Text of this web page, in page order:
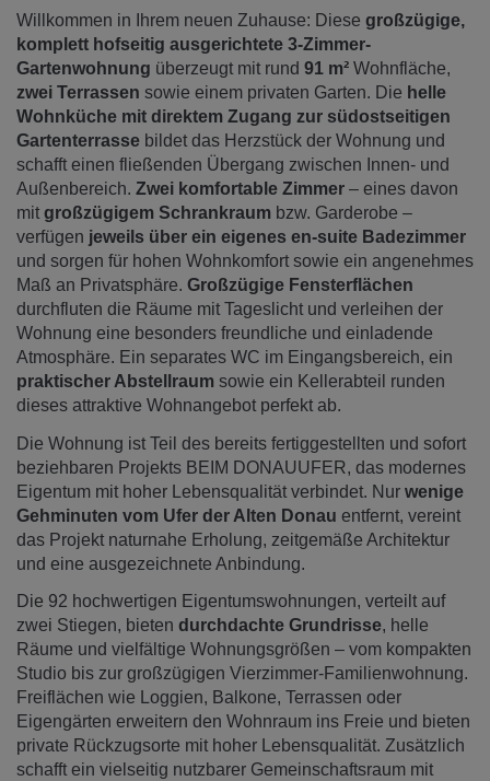
Willkommen in Ihrem neuen Zuhause: Diese großzügige,
komplett hofseitig ausgerichtete 3-Zimmer-
Gartenwohnung überzeugt mit rund 91 m² Wohnfläche,
zwei Terrassen sowie einem privaten Garten. Die helle
Wohnküche mit direktem Zugang zur südostseitigen
Gartenterrasse bildet das Herzstück der Wohnung und
schafft einen fließenden Übergang zwischen Innen- und
Außenbereich. Zwei komfortable Zimmer – eines davon
mitgroßzügigem Schrankraum bzw. Garderobe –
verfügen jeweils über ein eigenes en-suite Badezimmer
und sorgen für hohen Wohnkomfort sowie ein angenehmes
Maß an Privatsphäre. Großzügige Fensterflächen
durchfluten die Räume mit Tageslicht und verleihen der
Wohnung eine besonders freundliche und einladende
Atmosphäre. Ein separates WC im Eingangsbereich, ein
praktischer Abstellraum sowie ein Kellerabteil runden
dieses attraktive Wohnangebot perfekt ab.
Die Wohnung ist Teil des bereits fertiggestellten und sofort
beziehbaren Projekts BEIM DONAUUFER, das modernes
Eigentum mit hoher Lebensqualität verbindet. Nur wenige
Gehminuten vom Ufer der Alten Donau entfernt, vereint
das Projekt naturnahe Erholung, zeitgemäße Architektur
und eine ausgezeichnete Anbindung.
Die 92 hochwertigen Eigentumswohnungen, verteilt auf
zwei Stiegen, bieten durchdachte Grundrisse, helle
Räume und vielfältige Wohnungsgrößen – vom kompakten
Studio bis zur großzügigen Vierzimmer-Familienwohnung.
Freiflächen wie Loggien, Balkone, Terrassen oder
Eigengärten erweitern den Wohnraum ins Freie und bieten
private Rückzugsorte mit hoher Lebensqualität. Zusätzlich
schafft ein vielseitig nutzbarer Gemeinschaftsraum mit